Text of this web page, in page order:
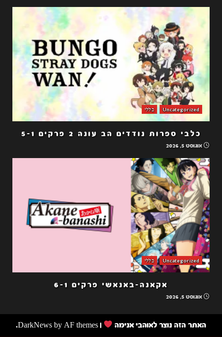
Uncategorized כללי
כלבי ספרות נודדים הב עונה 2 פרקים 5-1
אוגוסט 5, 2026
Uncategorized כללי
אקאנה-באנאשי פרקים 6-1
אוגוסט 5, 2026
האתר הזה נוצר לאוהבי אנימה |
DarkNewsby AF themes.